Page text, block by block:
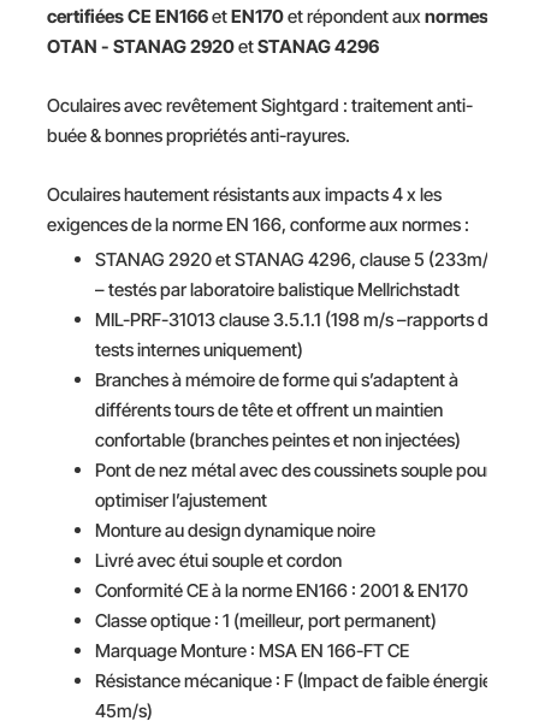
certifiées CE EN166etEN170et répondent aux normes
OTAN - STANAG 2920etSTANAG 4296
Oculaires avec revêtement Sightgard : traitement anti-
buée & bonnes propriétés anti-rayures.
Oculaires hautement résistants aux impacts 4 x les
exigences de la norme EN 166, conforme aux normes :
STANAG 2920 et STANAG 4296, clause 5 (233m/s)
– testés par laboratoire balistique Mellrichstadt
MIL-PRF-31013 clause 3.5.1.1 (198 m/s –rapports de
tests internes uniquement)
Branches à mémoire de forme qui s’adaptent à
différents tours de tête et offrent un maintien
confortable (branches peintes et non injectées)
Pont de nez métal avec des coussinets souple pour
optimiser l’ajustement
Monture au design dynamique noire
Livré avec étui souple et cordon
Conformité CE à la norme EN166 : 2001 & EN170
Classe optique : 1 (meilleur, port permanent)
Marquage Monture : MSA EN 166-FT CE
Résistance mécanique : F (Impact de faible énergie
45m/s)